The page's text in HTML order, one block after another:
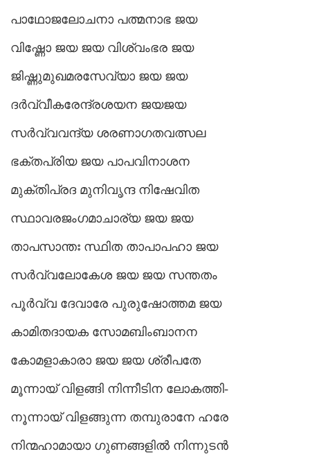
പാഥോജലോചനാ പത്മനാഭ ജയ
വിഷ്ണോ ജയ ജയ വിശ്വംഭര ജയ
ജിഷ്ണുമുഖമരസേവ്യാ ജയ ജയ
ദർവ്വീകരേന്ദ്രശയന ജയജയ
സർവ്വവന്ദ്യ ശരണാഗതവത്സല
ഭക്തപ്രിയ ജയ പാപവിനാശന
മുക്തിപ്രദ മുനിവൃന്ദ നിഷേവിത
സ്ഥാവരജംഗമാചാര്യ ജയ ജയ
താപസാന്തഃ സ്ഥിത താപാപഹാ ജയ
സർവ്വലോകേശ ജയ ജയ സന്തതം
പൂർവ്വ ദേവാരേ പുരുഷോത്തമ ജയ
കാമിതദായക സോമബിംബാനന
കോമളാകാരാ ജയ ജയ ശ്രീപതേ
മൂന്നായ് വിളങ്ങി നിന്നീടിന ലോകത്തി-
നൂന്നായ് വിളങ്ങുന്ന തമ്പുരാനേ ഹരേ
നിന്മഹാമായാ ഗുണങ്ങളിൽ നിന്നുടൻ